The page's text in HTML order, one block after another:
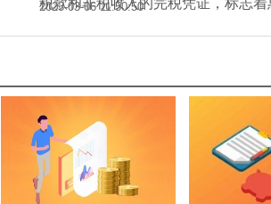
税款和非税收入的完税凭证，标志
2023-03-06 11:50:50